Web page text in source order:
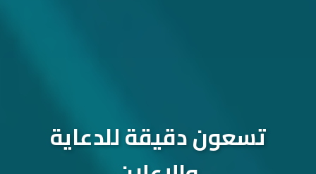
تسعون دقيقة للدعاية